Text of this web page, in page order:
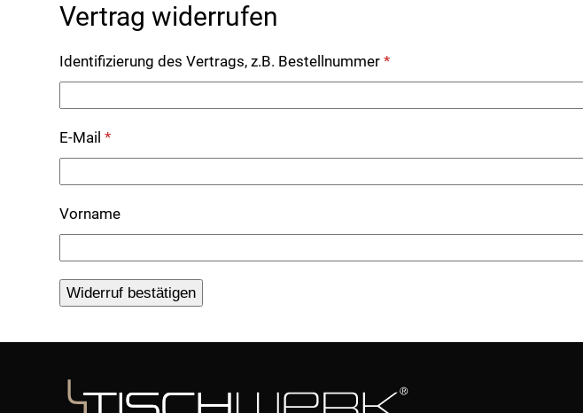
Vertrag widerrufen
Identifizierung des Vertrags, z.B. Bestellnummer*
E-Mail*
E-
Mail
(wiederholen)*
Vorname
Widerruf bestätigen